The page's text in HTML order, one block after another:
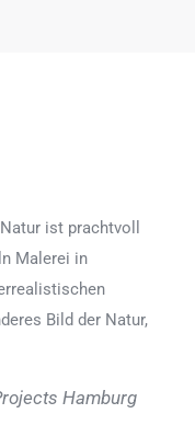
ist prachtvoll
Malerei in
Bild der Natur,
Hamburg